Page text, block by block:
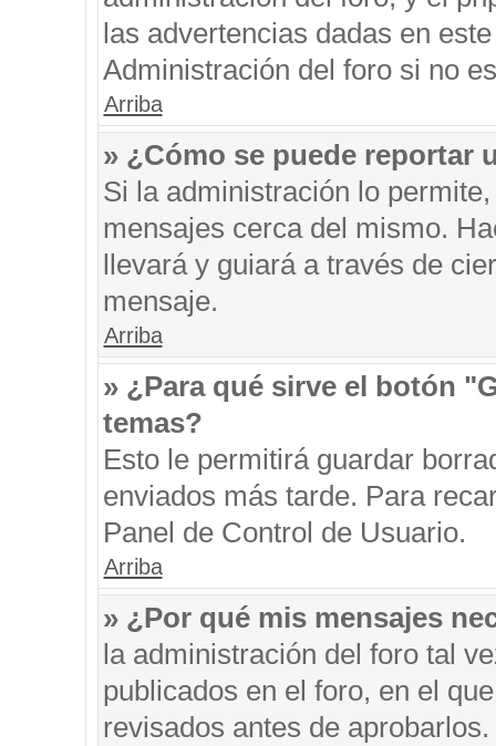
las advertencias dadas en
Administración del foro si no
Arriba
» ¿Cómo se puede reportar
Si la administración lo
mensajes cerca del mismo.
llevará y guiará a través de
mensaje.
Arriba
» ¿Para qué sirve el botón
temas?
Esto le permitirá guardar
enviados más tarde. Para
Panel de Control de Usuario.
Arriba
» ¿Por qué mis mensajes
la administración del foro tal
publicados en el foro, en el
revisados antes de